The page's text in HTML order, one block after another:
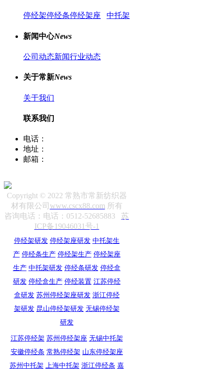
停经架停经条停经架座 中托架
新闻中心News
公司动态新闻行业动态
关于常新News
关于我们
联系我们
电话：
地址：
邮箱：
Copyright © 2022 常熟市常新纺织器
材有限公司 www.cscx88.com 所有
咨询电话：电话：0512-52685883苏
ICP备19046031号-1
停经架研发 停经架座研发 中托架生
产 停经条生产 停经架生产 停经架座
生产 中托架研发 停经条研发 停经盒
研发 停经盒生产 停经装置 江苏停经
盒研发 苏州停经架座研发 浙江停经
架研发 昆山停经架研发 无锡停经架
研发
江苏停经架 苏州停经架座 无锡中托架
安徽停经条 常熟停经架 山东停经架座
苏州中托架 上海中托架 浙江停经条 嘉